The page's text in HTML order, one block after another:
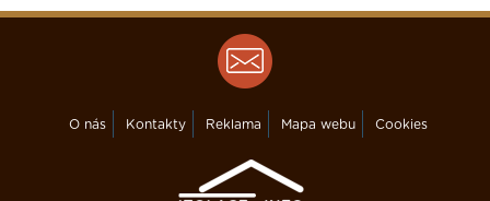
O nás Kontakty Reklama Mapa webu Cookies